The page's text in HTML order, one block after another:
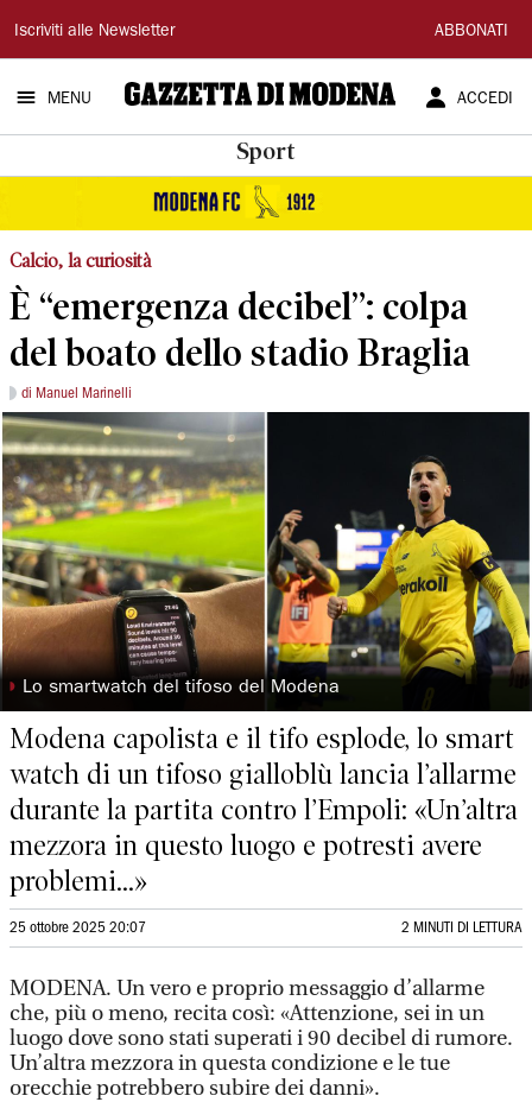
Gazzetta
di
Modena
Iscriviti alle Newsletter ABBONATI
MENU ACCEDI
Sport
Calcio, la curiosità
È “emergenza decibel”: colpa
del boato dello stadio Braglia
di Manuel Marinelli
◗ Lo smartwatch del tifoso del Modena
Modena capolista e il tifo esplode, lo smart
watch di un tifoso gialloblù lancia l’allarme
durante la partita contro l’Empoli: «Un’altra
mezzora in questo luogo e potresti avere
problemi...»
25 ottobre 2025 20:07 2 MINUTI DI LETTURA
MODENA. Un vero e proprio messaggio d’allarme
che, più o meno, recita così: «Attenzione, sei in un
luogo dove sono stati superati i 90 decibel di rumore.
Un’altra mezzora in questa condizione e le tue
orecchie potrebbero subire dei danni».